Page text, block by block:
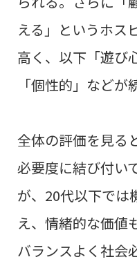
える」というホス
高く、以下「遊び
「個性的」などが
全体の評価を見る
必要度に結び付い
が、20代以下では
え、情緒的な価値
バランスよく社会